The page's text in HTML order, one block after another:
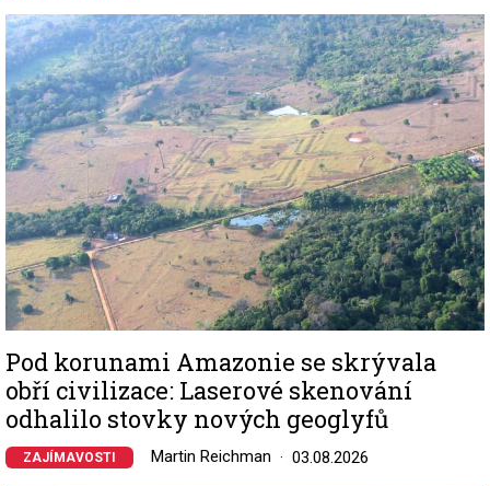
Image
Pod korunami Amazonie se skrývala
obří civilizace: Laserové skenování
odhalilo stovky nových geoglyfů
ZAJÍMAVOSTI Martin Reichman 03.08.2026